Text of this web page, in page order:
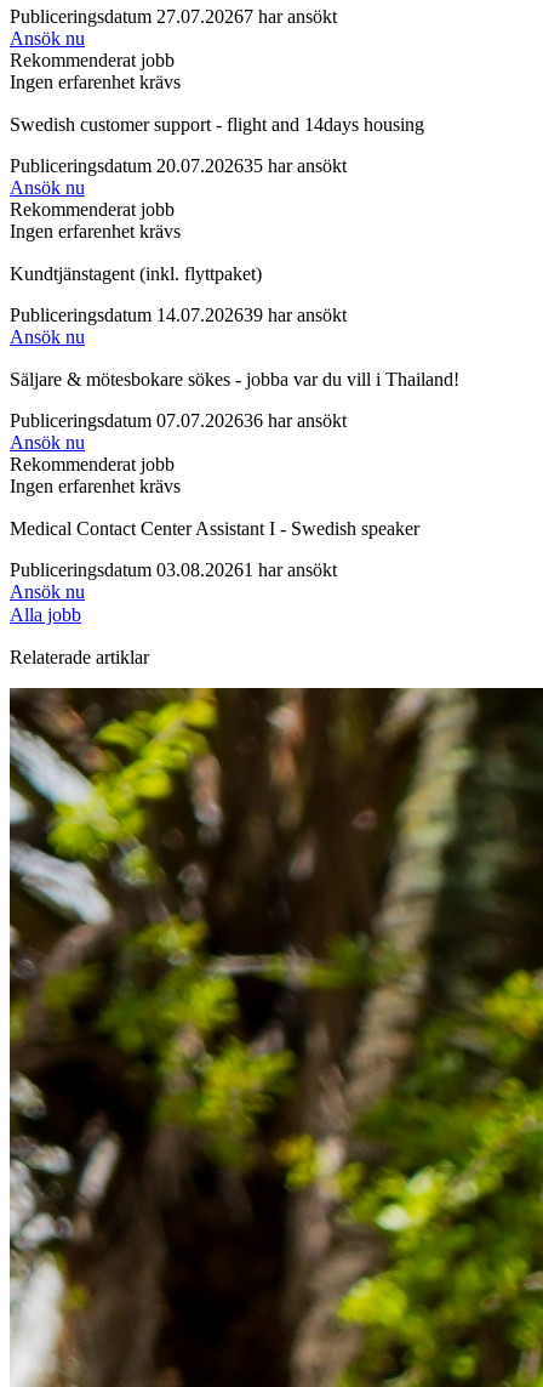
Publiceringsdatum 27.07.20267 har ansökt
Ansök nu
Rekommenderat jobb
Ingen erfarenhet krävs
Swedish customer support - flight and 14days housing
Publiceringsdatum 20.07.202635 har ansökt
Ansök nu
Rekommenderat jobb
Ingen erfarenhet krävs
Kundtjänstagent (inkl. flyttpaket)
Publiceringsdatum 14.07.202639 har ansökt
Ansök nu
Säljare & mötesbokare sökes - jobba var du vill i Thailand!
Publiceringsdatum 07.07.202636 har ansökt
Ansök nu
Rekommenderat jobb
Ingen erfarenhet krävs
Medical Contact Center Assistant I - Swedish speaker
Publiceringsdatum 03.08.20261 har ansökt
Ansök nu
Alla jobb
Relaterade artiklar